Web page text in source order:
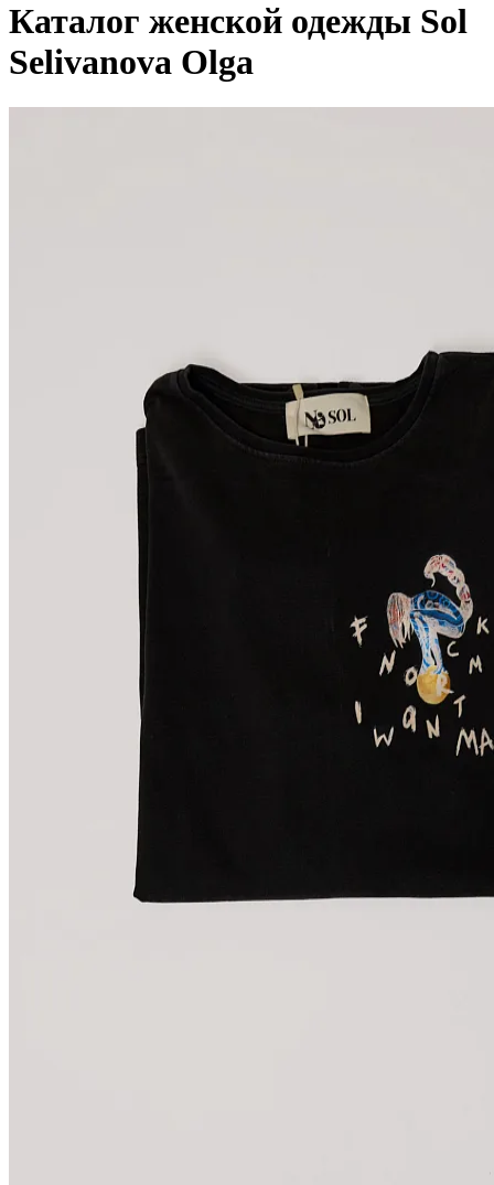
Каталог женской одежды Sol
Selivanova Olga